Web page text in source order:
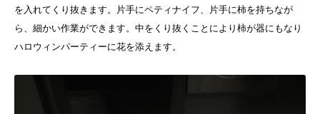
を入れてくり抜きます。片手にペティナイフ、片手に柿を持ちなが
ら、細かい作業ができます。中をくり抜くことにより柿が器にもなり
ハロウィンパーティーに花を添えます。